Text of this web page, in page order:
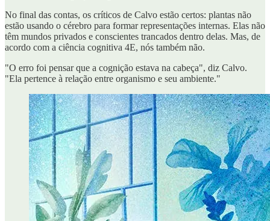
No final das contas, os críticos de Calvo estão certos: plantas não
estão usando o cérebro para formar representações internas. Elas não
têm mundos privados e conscientes trancados dentro delas. Mas, de
acordo com a ciência cognitiva 4E, nós também não.
"O erro foi pensar que a cognição estava na cabeça", diz Calvo.
"Ela pertence à relação entre organismo e seu ambiente."